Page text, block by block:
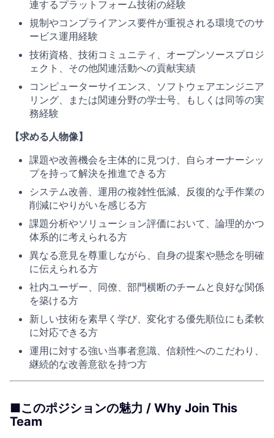
連するプラットフォーム技術の経験
規制やコンプライアンス要件が重視される環境でのサ
ービス運用経験
技術資格、技術コミュニティ、オープンソースプロジ
ェクト、その他関連活動への貢献実績
コンピューターサイエンス、ソフトウェアエンジニア
リング、または関連分野の学士号、もしくは同等の実
務経験
【求める人物像】
課題や改善機会を主体的に見つけ、自らオーナーシッ
プを持って解決を推進できる方
システム改善、運用の複雑性低減、反復的な手作業の
削減にやりがいを感じる方
課題分析やソリューション評価において、論理的かつ
体系的に考えられる方
異なる意見を尊重しながら、自身の提案や懸念を明確
に伝えられる方
社内ユーザー、同僚、部門横断のチームと良好な関係
を築ける方
新しい技術を素早く学び、変化する優先順位にも柔軟
に対応できる方
運用に対する強い当事者意識、信頼性へのこだわり、
継続的な改善意欲を持つ方
■このポジションの魅力 / Why Join This
Team